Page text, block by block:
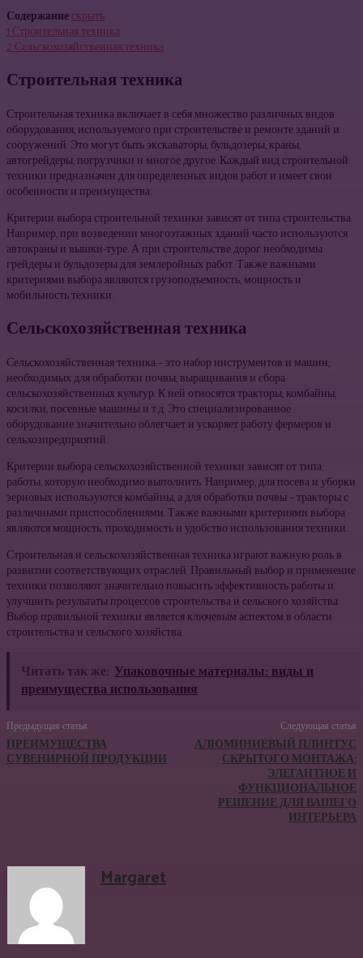
Содержаниескрыть
1Строительная техника
2Сельскохозяйственная техника
Строительная техника
Строительная техника включает в себя множество различных видов
оборудования, используемого при строительстве и ремонте зданий и
сооружений. Это могут быть экскаваторы, бульдозеры, краны,
автогрейдеры, погрузчики и многое другое. Каждый вид строительной
техники предназначен для определенных видов работ и имеет свои
особенности и преимущества.
Критерии выбора строительной техники зависят от типа строительства.
Например, при возведении многоэтажных зданий часто используются
автокраны и вышки-туре. А при строительстве дорог необходимы
грейдеры и бульдозеры для землеройных работ. Также важными
критериями выбора являются грузоподъемность, мощность и
мобильность техники.
Сельскохозяйственная техника
Сельскохозяйственная техника – это набор инструментов и машин,
необходимых для обработки почвы, выращивания и сбора
сельскохозяйственных культур. К ней относятся тракторы, комбайны,
косилки, посевные машины и т.д. Это специализированное
оборудование значительно облегчает и ускоряет работу фермеров и
сельхозпредприятий.
Критерии выбора сельскохозяйственной техники зависят от типа
работы, которую необходимо выполнить. Например, для посева и уборки
зерновых используются комбайны, а для обработки почвы – тракторы с
различными приспособлениями. Также важными критериями выбора
являются мощность, проходимость и удобство использования техники.
Строительная и сельскохозяйственная техника играют важную роль в
развитии соответствующих отраслей. Правильный выбор и применение
техники позволяют значительно повысить эффективность работы и
улучшить результаты процессов строительства и сельского хозяйства.
Выбор правильной техники является ключевым аспектом в области
строительства и сельского хозяйства.
Читать так же: Упаковочные материалы: виды и
преимущества использования
Предыдущая статья
ПРЕИМУЩЕСТВА
СУВЕНИРНОЙ ПРОДУКЦИИ
Следующая статья
АЛЮМИНИЕВЫЙ ПЛИНТУС
СКРЫТОГО МОНТАЖА:
ЭЛЕГАНТНОЕ И
ФУНКЦИОНАЛЬНОЕ
РЕШЕНИЕ ДЛЯ ВАШЕГО
ИНТЕРЬЕРА
Margaret